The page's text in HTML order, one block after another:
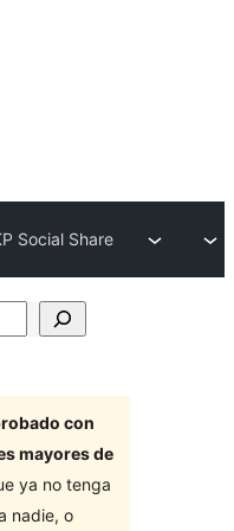
Social Share
con
mayores de
ya no tenga
nadie, o